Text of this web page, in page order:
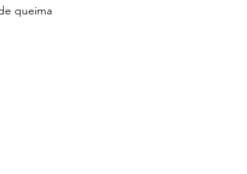
queima